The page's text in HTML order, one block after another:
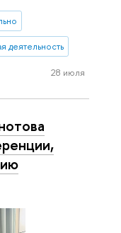
деятельность
28 июля